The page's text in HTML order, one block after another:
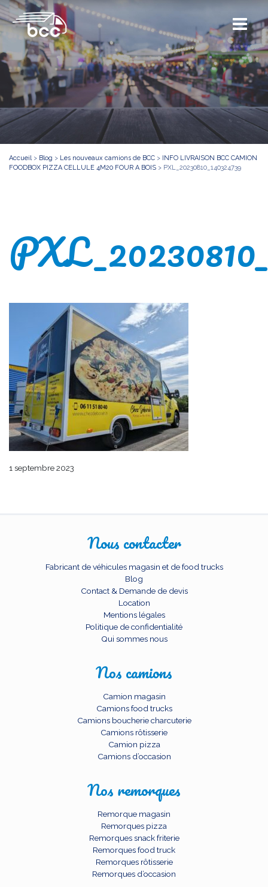
Accueil> Blog > Les nouveaux camions de BCC > INFO LIVRAISON BCC CAMION
FOODBOX PIZZA CELLULE 4M20 FOUR A BOIS > PXL_20230810_140324739
1 septembre 2023
Nous contacter
Fabricant de véhicules magasin et de food trucks
Blog
Contact & Demande de devis
Location
Mentions légales
Politique de confidentialité
Qui sommes nous
Nos camions
Camion magasin
Camions food trucks
Camions boucherie charcuterie
Camions rôtisserie
Camion pizza
Camions d’occasion
Nos remorques
Remorque magasin
Remorques pizza
Remorques snack friterie
Remorques food truck
Remorques rôtisserie
Remorques d’occasion